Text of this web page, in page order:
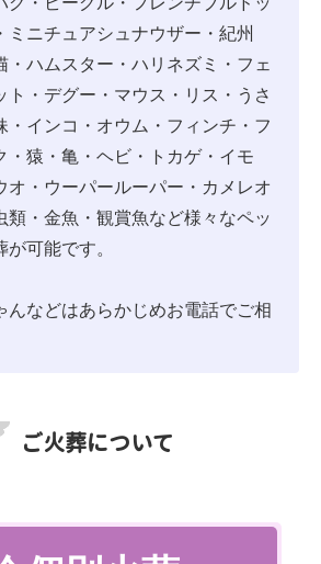
ミニチュアシュナウザー・紀州
・ハムスター・ハリネズミ・フェ
ト・デグー・マウス・リス・うさ
・インコ・オウム・フィンチ・フ
・猿・亀・ヘビ・トカゲ・イモ
オ・ウーパールーパー・カメレオ
類・金魚・観賞魚など様々なペッ
が可能です。
んなどはあらかじめお電話でご相
ご火葬について